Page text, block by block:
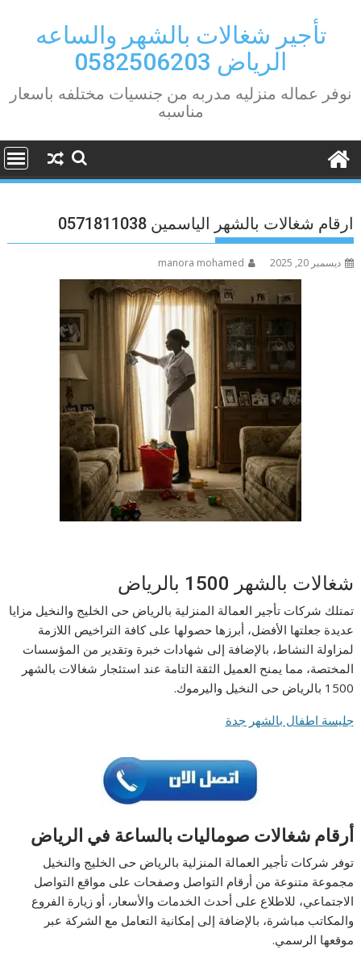
contentتأجير شغالات بالشهر والساعه
الرياض 0582506203
نوفر عماله منزليه مدربه من جنسيات مختلفه باسعار
مناسبه
ارقام شغالات بالشهر الياسمين 0571811038
ديسمبر 20, 2025 manora mohamed
شغالات بالشهر 1500 بالرياض
تمتلك شركات تأجير العمالة المنزلية بالرياض حى الخليج والنخيل مزايا
عديدة جعلتها الأفضل، أبرزها حصولها على كافة التراخيص اللازمة
لمزاولة النشاط، بالإضافة إلى شهادات خبرة وتقدير من المؤسسات
المختصة، مما يمنح العميل الثقة التامة عند استئجار شغالات بالشهر
1500 بالرياض حى النخيل واليرموك.
جليسة اطفال بالشهر جدة
أرقام شغالات صوماليات بالساعة في الرياض
توفر شركات تأجير العمالة المنزلية بالرياض حى الخليج والنخيل
مجموعة متنوعة من أرقام التواصل وصفحات على مواقع التواصل
الاجتماعي، للاطلاع على أحدث الخدمات والأسعار، أو زيارة الفروع
والمكاتب مباشرة، بالإضافة إلى إمكانية التعامل مع الشركة عبر
موقعها الرسمي.